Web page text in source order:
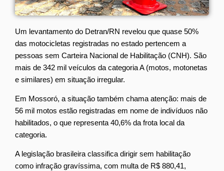
Um levantamento do Detran/RN revelou que quase 50%
das motocicletas registradas no estado pertencem a
pessoas sem Carteira Nacional de Habilitação (CNH). São
mais de 342 mil veículos da categoria A (motos, motonetas
e similares) em situação irregular.
Em Mossoró, a situação também chama atenção: mais de
56 mil motos estão registradas em nome de indivíduos não
habilitados, o que representa 40,6% da frota local da
categoria.
A legislação brasileira classifica dirigir sem habilitação
como infração gravíssima, com multa de R$ 880,41,